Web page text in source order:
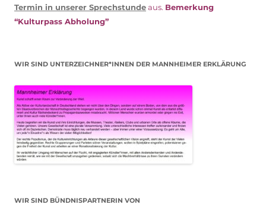
Termin in unserer Sprechstundeaus. Bemerkung
“Kulturpass Abholung”
WIR SIND UNTERZEICHNER*INNEN DER MANNHEIMER ERKLÄRUNG
WIR SIND BÜNDNISPARTNERIN VON